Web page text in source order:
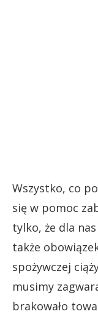
Wszystko, co
się w pomoc
tylko, że dla
także
spożywczej
musimy
brakowało